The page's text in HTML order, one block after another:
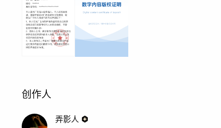
创作人
弄影人